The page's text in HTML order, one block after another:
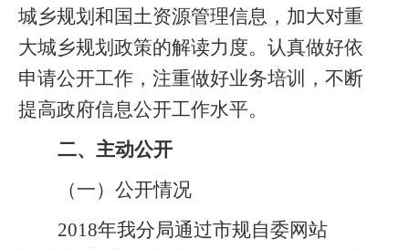
城乡规划和国土资源管理信息，加大对重
大城乡规划政策的解读力度。认真做好依
申请公开工作，注重做好业务培训，不断
提高政府信息公开工作水平。
二、主动公开
（一）公开情况
2018年我分局通过市规自委网站